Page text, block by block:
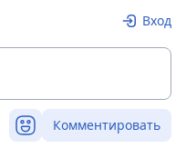
Вход
Комментировать